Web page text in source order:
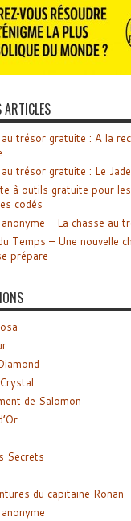
ARTICLES
au trésor gratuite : A la
au trésor gratuite : Le
à outils gratuite pour
codés
anonyme – La chasse au
Temps – Une nouvelle
prépare
de Salomon
Secrets
du capitaine Ronan